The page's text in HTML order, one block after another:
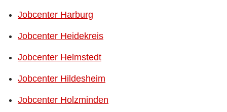
Jobcenter Harburg
Jobcenter Heidekreis
Jobcenter Helmstedt
Jobcenter Hildesheim
Jobcenter Holzminden